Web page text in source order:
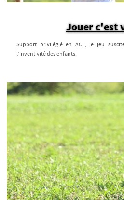
Jouer c'est
Support privilégié en ACE, le jeu
l’inventivité des enfants.